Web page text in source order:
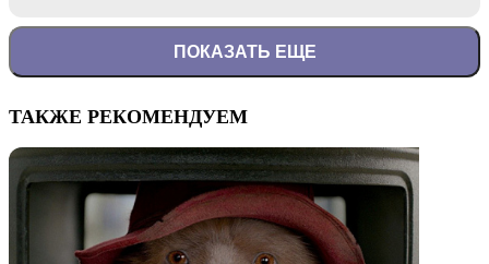
ПОКАЗАТЬ ЕЩЕ
ТАКЖЕ РЕКОМЕНДУЕМ